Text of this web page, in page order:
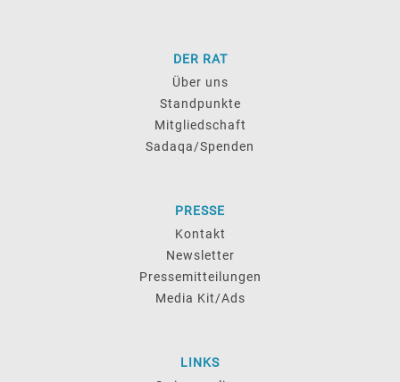
DER RAT
Über uns
Standpunkte
Mitgliedschaft
Sadaqa/Spenden
PRESSE
Kontakt
Newsletter
Pressemitteilungen
Media Kit/Ads
LINKS